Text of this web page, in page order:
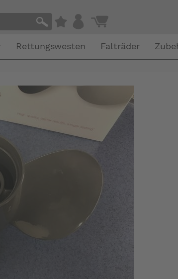
Rettungswesten Falträder